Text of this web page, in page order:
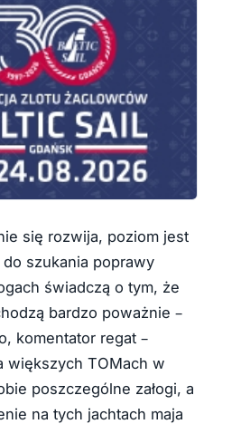
się rozwija, poziom jest
szukania poprawy
świadczą o tym, że
bardzo poważnie –
komentator regat –
większych TOMach w
poszczególne załogi, a
na tych jachtach maja